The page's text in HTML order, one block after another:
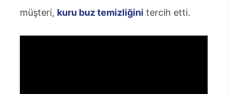
müşteri, kuru buz temizliğini tercih etti.